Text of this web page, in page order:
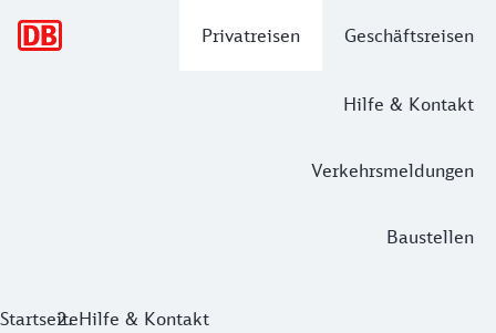
Privatreisen Geschäftsreisen
Hilfe & Kontakt
Verkehrsmeldungen
Baustellen
StartseiteHilfe & Kontakt